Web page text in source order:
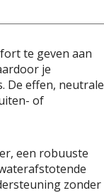
te geven aan
je
De effen, neutrale
of
een robuuste
zonder